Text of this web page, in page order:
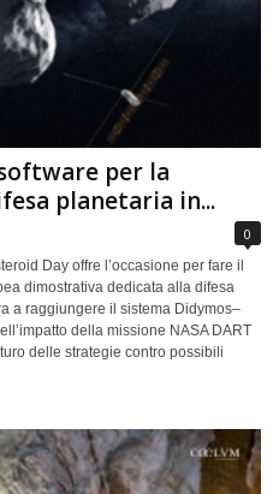
per la
planetaria in...
0
Day offre l’occasione per fare il
dimostrativa dedicata alla difesa
a raggiungere il sistema Didymos–
della missione NASA DART
delle strategie contro possibili